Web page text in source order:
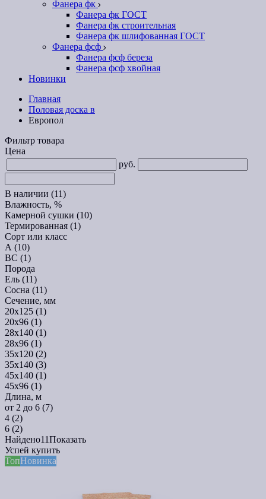
Фанера фк
Фанера фк ГОСТ
Фанера фк строительная
Фанера фк шлифованная ГОСТ
Фанера фсф
Фанера фсф береза
Фанера фсф хвойная
Новинки
Главная
Половая доска в
Европол
Фильтр товара
Цена
руб.
В наличии (11)
Влажность, %
Камерной сушки (10)
Термированная (1)
Сорт или класс
А (10)
ВС (1)
Порода
Ель (11)
Сосна (11)
Сечение, мм
20x125 (1)
20x96 (1)
28x140 (1)
28x96 (1)
35x120 (2)
35x140 (3)
45x140 (1)
45x96 (1)
Длина, м
от 2 до 6 (7)
4 (2)
6 (2)
Найдено11Показать
Успей купить
ТопНовинка